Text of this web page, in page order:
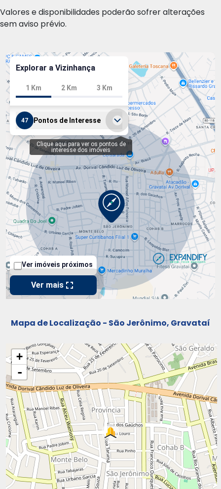
Valores e disponibilidades poderão sofrer alterações
sem aviso prévio.
Mapa de Localização - São Jerônimo, Gravataí